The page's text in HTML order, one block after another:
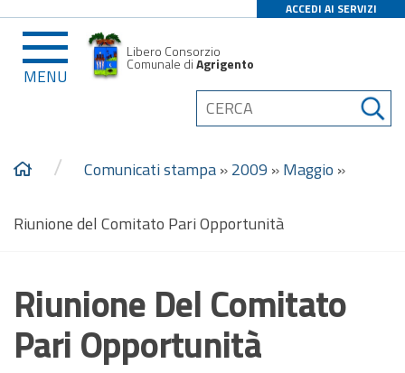
ACCEDI AI SERVIZI
MENU
Libero Consorzio
Comunale diAgrigento
/ Comunicati stampa»2009 »Maggio »
Riunione del Comitato Pari Opportunità
Riunione Del Comitato
Pari Opportunità